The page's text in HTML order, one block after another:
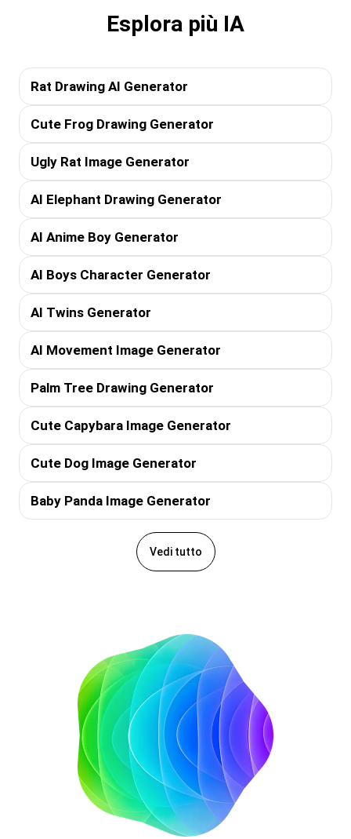
Esplora più IA
Rat Drawing AI Generator
Cute Frog Drawing Generator
Ugly Rat Image Generator
AI Elephant Drawing Generator
AI Anime Boy Generator
AI Boys Character Generator
AI Twins Generator
AI Movement Image Generator
Palm Tree Drawing Generator
Cute Capybara Image Generator
Cute Dog Image Generator
Baby Panda Image Generator
Vedi tutto